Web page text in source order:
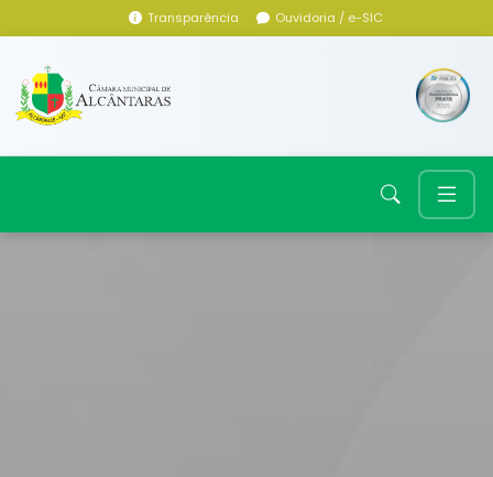
Transparência Ouvidoria / e-SIC